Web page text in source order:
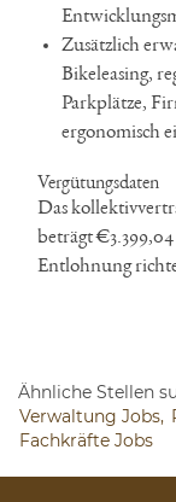
Zusätzlich
Bikeleasing,
Parkplätze,
ergonomisch
Vergütungsdaten
Das
beträgt
Entlohnung
Ähnliche Stellen
Verwaltung Jobs,
Fachkräfte Jobs